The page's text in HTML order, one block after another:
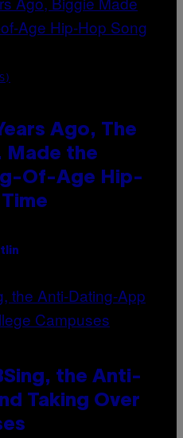
Ago, The
Made the
Of-Age Hip-
the Anti-
Taking Over